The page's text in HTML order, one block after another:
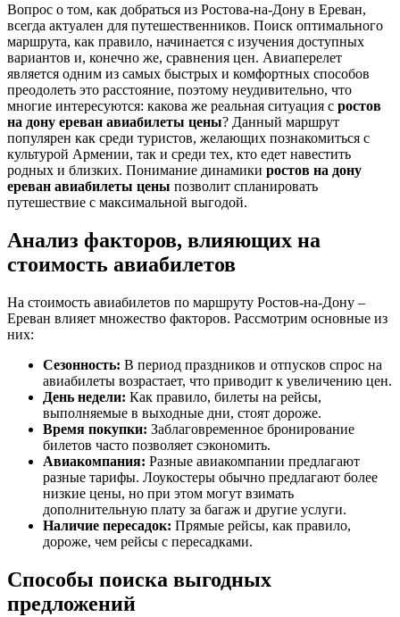
Вопрос о том, как добраться из Ростова-на-Дону в Ереван,
всегда актуален для путешественников. Поиск оптимального
маршрута, как правило, начинается с изучения доступных
вариантов и, конечно же, сравнения цен. Авиаперелет
является одним из самых быстрых и комфортных способов
преодолеть это расстояние, поэтому неудивительно, что
многие интересуются: какова же реальная ситуация с ростов
на дону ереван авиабилеты цены? Данный маршрут
популярен как среди туристов, желающих познакомиться с
культурой Армении, так и среди тех, кто едет навестить
родных и близких. Понимание динамики ростов на дону
ереван авиабилеты цены позволит спланировать
путешествие с максимальной выгодой.
Анализ факторов, влияющих на
стоимость авиабилетов
На стоимость авиабилетов по маршруту Ростов-на-Дону –
Ереван влияет множество факторов. Рассмотрим основные из
них:
Сезонность: В период праздников и отпусков спрос на
авиабилеты возрастает, что приводит к увеличению цен.
День недели: Как правило, билеты на рейсы,
выполняемые в выходные дни, стоят дороже.
Время покупки: Заблаговременное бронирование
билетов часто позволяет сэкономить.
Авиакомпания: Разные авиакомпании предлагают
разные тарифы. Лоукостеры обычно предлагают более
низкие цены, но при этом могут взимать
дополнительную плату за багаж и другие услуги.
Наличие пересадок: Прямые рейсы, как правило,
дороже, чем рейсы с пересадками.
Способы поиска выгодных
предложений